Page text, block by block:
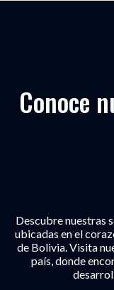
Conoce
Descubre nuestras
ubicadas en el
de Bolivia. Visita
país, donde